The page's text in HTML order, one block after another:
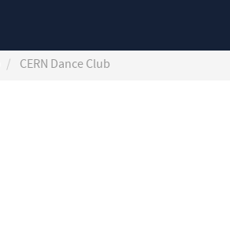
CERN Dance Club